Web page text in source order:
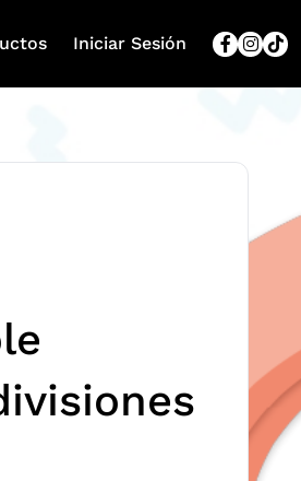
Iniciar Sesión